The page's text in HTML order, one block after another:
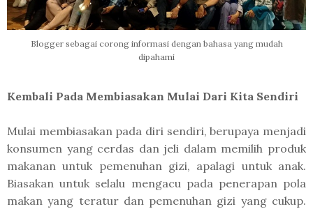
Blogger sebagai corong informasi dengan bahasa yang mudah
dipahami
Kembali Pada Membiasakan Mulai Dari Kita Sendiri
Mulai membiasakan pada diri sendiri, berupaya menjadi
konsumen yang cerdas dan jeli dalam memilih produk
makanan untuk pemenuhan gizi, apalagi untuk anak.
Biasakan untuk selalu mengacu pada penerapan pola
makan yang teratur dan pemenuhan gizi yang cukup.